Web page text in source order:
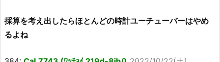
採算を考え出したらほとんどの時計ユーチューバーはやめ
るよね